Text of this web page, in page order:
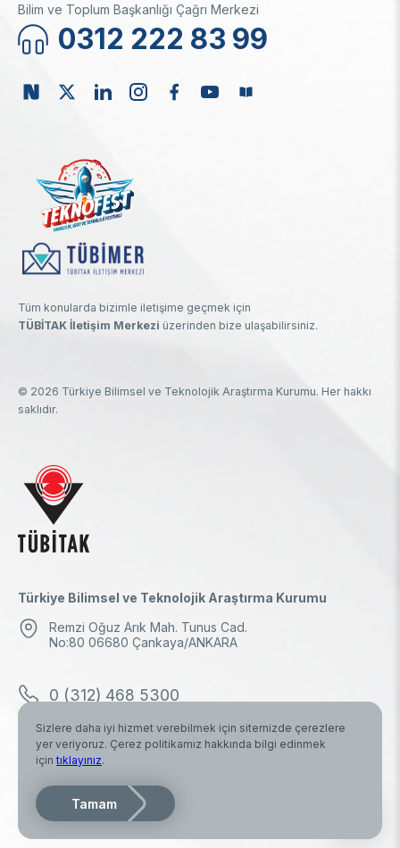
Bilim ve Toplum Başkanlığı Çağrı Merkezi
0312 222 83 99
Tüm konularda bizimle iletişime geçmek için
TÜBİTAK İletişim Merkezi üzerinden bize ulaşabilirsiniz.
© 2026 Türkiye Bilimsel ve Teknolojik Araştırma Kurumu. Her hakkı
saklıdır.
Türkiye Bilimsel ve Teknolojik Araştırma Kurumu
Remzi Oğuz Arık Mah. Tunus Cad.
No:80 06680 Çankaya/ANKARA
0 (312) 468 5300
0 (312) 298 1000
tubitak.baskanlik@tubitak.hs03.kep.tr
Sizlere daha iyi hizmet verebilmek için sitemizde çerezlere
yer veriyoruz. Çerez politikamız hakkında bilgi edinmek
için tıklayınız.
Tamam